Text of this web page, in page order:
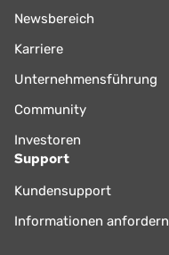
Newsbereich
Karriere
Unternehmensführung
Community
Investoren
Support
Kundensupport
Informationen anfordern